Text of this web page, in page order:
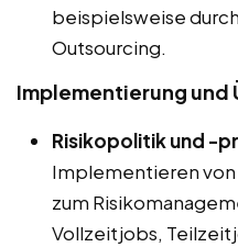
beispielsweise
Outsourcing.
Implementierung und
Risikopolitik und -
Implementieren von
zum
Vollzeitjobs,